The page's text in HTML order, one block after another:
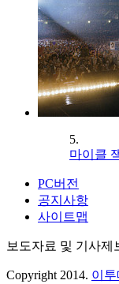
5.
마이클
PC버전
공지사항
사이트맵
보도자료 및 기사제
Copyright 2014. 이투